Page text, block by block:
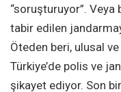
“soruşturuyor”. Veya
tabir edilen
Öteden beri, ulusal
Türkiye’de polis ve
şikayet ediyor. Son